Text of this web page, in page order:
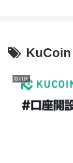
KuCoin
取引所